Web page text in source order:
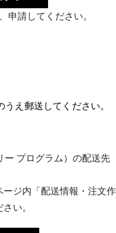
申請してください。
え郵送してください。
プログラム）の配送先
ジ内「配送情報・注文作
い。